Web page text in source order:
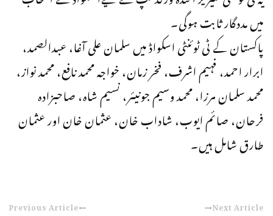
میں مددگار ثابت ہوگی۔
پاکستان کے ٹی ٹوئنٹی اسکواڈ میں سلمان علی آغا، عبدالصمد،
ابرار احمد، فہیم اشرف، فخر زمان، خواجہ محمد نافع، محمد نواز،
محمد سلمان مرزا، محمد وسیم جونیئر، نسیم شاہ، صاحبزادہ
فرحان، صائم ایوب، شاداب خان، عثمان خان اور عثمان
طارق شامل ہیں۔
Previous Article Next Article